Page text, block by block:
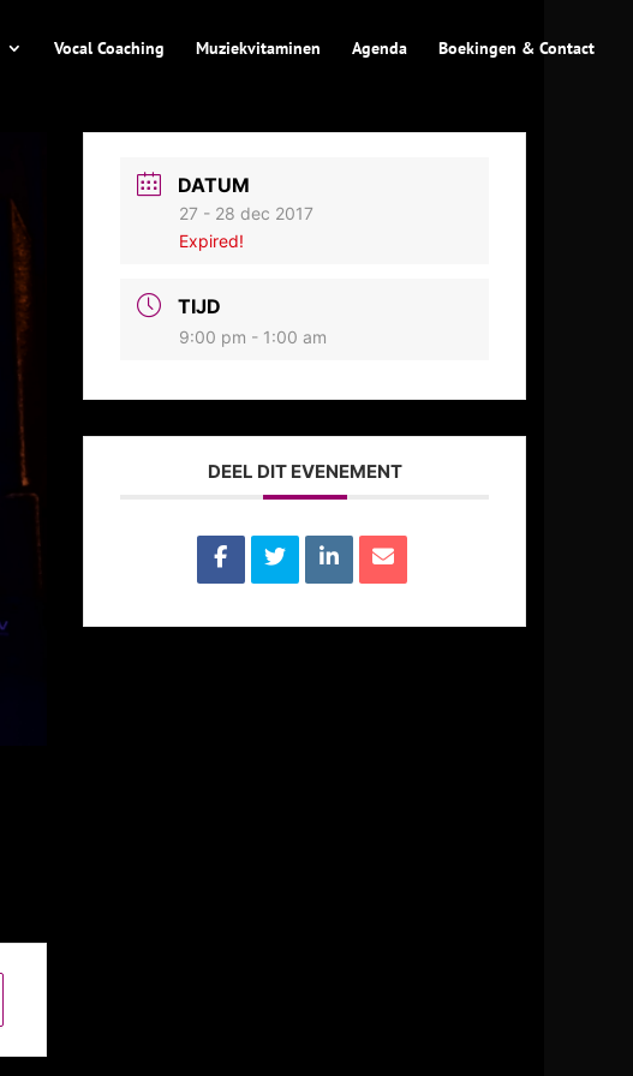
Vocal Coaching Muziekvitaminen Agenda Boekingen & Contact
DATUM
27 - 28 dec 2017
Expired!
TIJD
9:00 pm - 1:00 am
DEEL DIT EVENEMENT